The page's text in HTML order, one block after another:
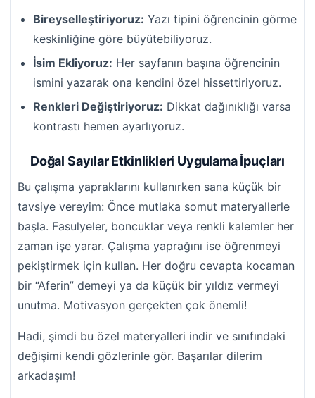
Bireyselleştiriyoruz: Yazı tipini öğrencinin görme
keskinliğine göre büyütebiliyoruz.
İsim Ekliyoruz: Her sayfanın başına öğrencinin
ismini yazarak ona kendini özel hissettiriyoruz.
Renkleri Değiştiriyoruz: Dikkat dağınıklığı varsa
kontrastı hemen ayarlıyoruz.
Doğal Sayılar Etkinlikleri Uygulama İpuçları
Bu çalışma yapraklarını kullanırken sana küçük bir
tavsiye vereyim: Önce mutlaka somut materyallerle
başla. Fasulyeler, boncuklar veya renkli kalemler her
zaman işe yarar. Çalışma yaprağını ise öğrenmeyi
pekiştirmek için kullan. Her doğru cevapta kocaman
bir “Aferin” demeyi ya da küçük bir yıldız vermeyi
unutma. Motivasyon gerçekten çok önemli!
Hadi, şimdi bu özel materyalleri indir ve sınıfındaki
değişimi kendi gözlerinle gör. Başarılar dilerim
arkadaşım!